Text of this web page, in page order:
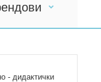
- дидактички